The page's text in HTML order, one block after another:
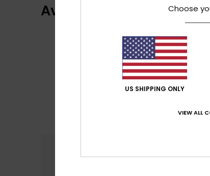
Avaliações dos clientes
4.3
Choose
US SHIPPING ONLY
VIEW ALL